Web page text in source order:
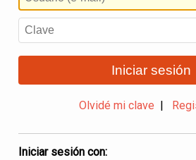
Iniciar sesión
Olvidé mi clave
Iniciar sesión con: